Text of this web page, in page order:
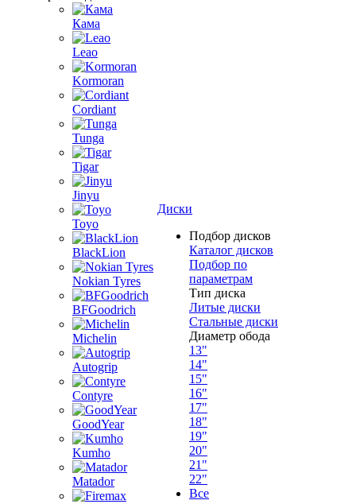
Кама
Leao
Kormoran
Cordiant
Tunga
Tigar
Jinyu
Toyo
BlackLion
Nokian Tyres
BFGoodrich
Michelin
Autogrip
Contyre
GoodYear
Kumho
Matador
Диски
Подбор дисков
Каталог дисков
Подбор по
параметрам
Тип диска
Литые диски
Стальные диски
Диаметр обода
13"
14"
15"
16"
17"
18"
19"
20"
21"
22"
Все